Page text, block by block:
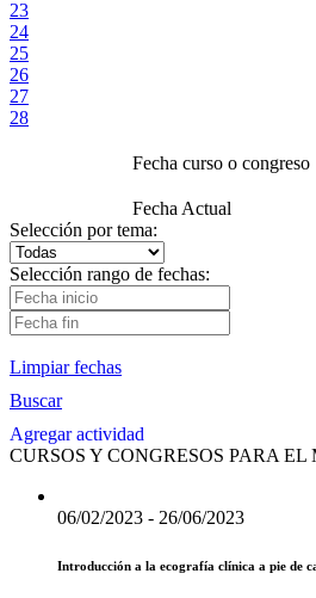
23
24
25
26
27
28
Fecha curso o congreso
Fecha Actual
Selección por tema:
Selección rango de fechas:
Limpiar fechas
Buscar
Agregar actividad
CURSOS Y CONGRESOS PARA EL
06/02/2023 - 26/06/2023
Introducción a la ecografía clínica a pie de